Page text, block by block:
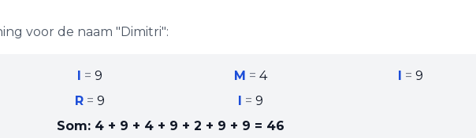
voor de naam "Dimitri":
I =9 M = 4 I =9
R =9 I = 9
Som: 4 + 9 + 4 + 9 + 2 + 9 + 9 = 46